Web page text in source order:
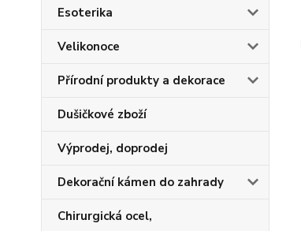
Esoterika
Velikonoce
Přírodní produkty a dekorace
Dušičkové zboží
Výprodej, doprodej
Dekorační kámen do zahrady
Chirurgická ocel,